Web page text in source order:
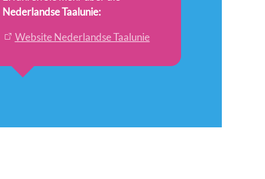
Nederlandse Taalunie:
Website Nederlandse Taalunie